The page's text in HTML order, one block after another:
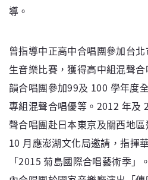
導。
曾指導中正高中合唱團參加台
生音樂比賽，獲得高中組混聲
韻合唱團參加99及 100 學年度
專組混聲合唱優等。2012 年及
聲合唱團赴日本東京及關西地
10 月應澎湖文化局邀請，指揮
「2015 菊島國際合唱藝術季